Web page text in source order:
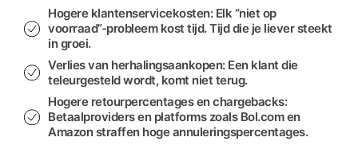
Hogere klantenservicekosten: Elk “niet op
voorraad”-probleem kost tijd. Tijd die je liever steekt
in groei.
Verlies van herhalingsaankopen: Een klant die
teleurgesteld wordt, komt niet terug.
Hogere retourpercentages en chargebacks:
Betaalproviders en platforms zoals Bol.com en
Amazon straffen hoge annuleringspercentages.